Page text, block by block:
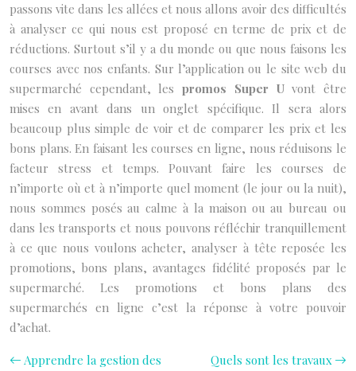
passons vite dans les allées et nous allons avoir des difficultés
à analyser ce qui nous est proposé en terme de prix et de
réductions. Surtout s’il y a du monde ou que nous faisons les
courses avec nos enfants. Sur l’application ou le site web du
supermarché cependant, lespromos Super Uvont être
mises en avant dans un onglet spécifique. Il sera alors
beaucoup plus simple de voir et de comparer les prix et les
bons plans. En faisant les courses en ligne, nous réduisons le
facteur stress et temps. Pouvant faire les courses de
n’importe où et à n’importe quel moment (le jour ou la nuit),
nous sommes posés au calme à la maison ou au bureau ou
dans les transports et nous pouvons réfléchir tranquillement
à ce que nous voulons acheter, analyser à tête reposée les
promotions, bons plans, avantages fidélité proposés par le
supermarché. Les promotions et bons plans des
supermarchés en ligne c’est la réponse à votre pouvoir
d’achat.
Apprendre la gestion des
Quels sont les travaux